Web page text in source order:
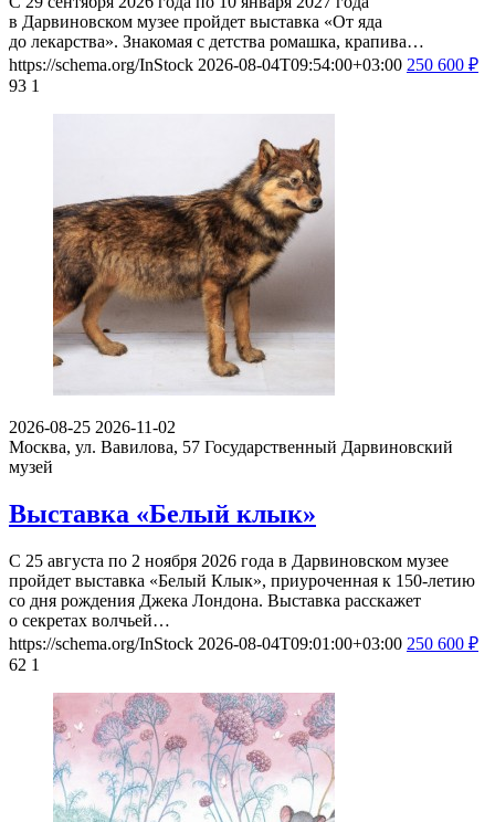
в Дарвиновском музее пройдет выставка «От яда
до лекарства». Знакомая с детства ромашка, крапива…
https://schema.org/InStock 2026-08-04T09:54:00+03:00 250 600 ₽
93 1
2026-08-25 2026-11-02
Москва, ул. Вавилова, 57 Государственный Дарвиновский
музей
Выставка «Белый клык»
С 25 августа по 2 ноября 2026 года в Дарвиновском музее
пройдет выставка «Белый Клык», приуроченная к 150-летию
со дня рождения Джека Лондона. Выставка расскажет
о секретах волчьей…
https://schema.org/InStock 2026-08-04T09:01:00+03:00 250 600 ₽
62 1